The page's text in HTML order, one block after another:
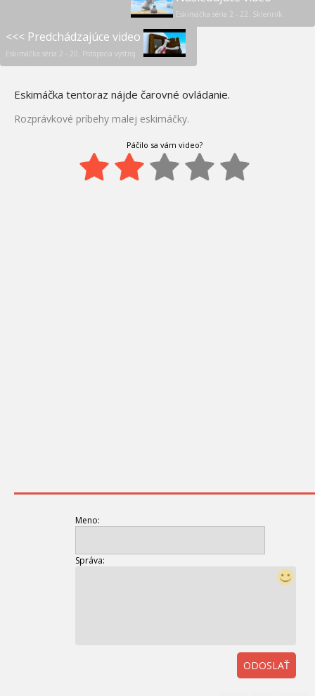
Eskimáčka séria 2 - 22. Sklenník
<<< Predchádzajúce video
Eskimáčka séria 2 - 20. Potápacia výstroj
Eskimáčka tentoraz nájde čarovné ovládanie.
Rozprávkové príbehy malej eskimáčky.
Páčilo sa vám video?
Meno:
Správa:
ODOSLAŤ